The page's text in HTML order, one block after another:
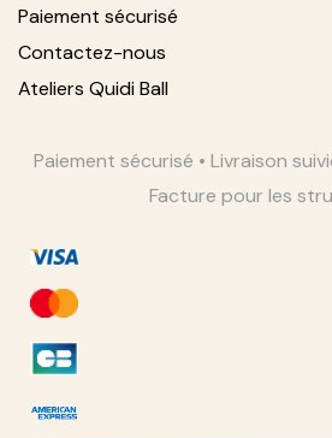
Paiement sécurisé
Contactez-nous
Ateliers Quidi Ball
Paiement sécurisé • Livraison
Facture pour les